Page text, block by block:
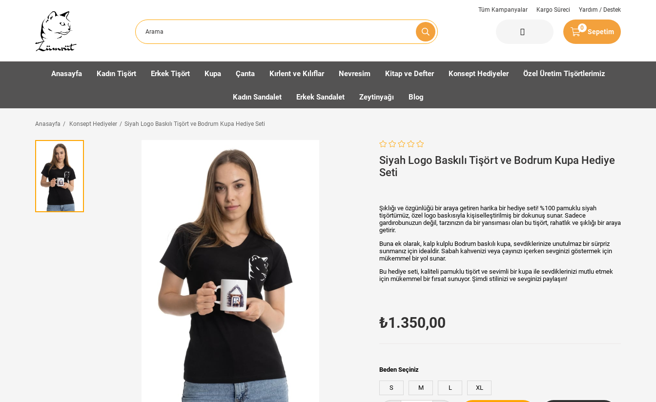
Sepetim
0
Tüm Kampanyalar Kargo Süreci Yardım / Destek
Anasayfa Kadın Tişört Erkek Tişört Kupa Çanta Kırlent ve Kılıflar Nevresim Kitap ve Defter Konsept Hediyeler Özel Üretim Tişörtlerimiz
Kadın Sandalet Erkek Sandalet Zeytinyağı Blog
Anasayfa Konsept Hediyeler Siyah Logo Baskılı Tişört ve Bodrum Kupa Hediye Seti
Siyah Logo Baskılı Tişört ve Bodrum Kupa Hediye
Seti
Şıklığı ve özgünlüğü bir araya getiren harika bir hediye seti! %100 pamuklu siyah
tişörtümüz, özel logo baskısıyla kişiselleştirilmiş bir dokunuş sunar. Sadece
gardırobunuzun değil, tarzınızın da bir yansıması olan bu tişört, rahatlık ve şıklığı bir araya
getirir.
Buna ek olarak, kalp kulplu Bodrum baskılı kupa, sevdiklerinize unutulmaz bir sürpriz
sunmanız için idealdir. Sabah kahvenizi veya çayınızı içerken sevginizi göstermek için
mükemmel bir yol sunar.
Bu hediye seti, kaliteli pamuklu tişört ve sevimli bir kupa ile sevdiklerinizi mutlu etmek
için mükemmel bir fırsat sunuyor. Şimdi stilinizi ve sevginizi paylaşın!
₺1.350,00
Beden Seçiniz
S M L XL